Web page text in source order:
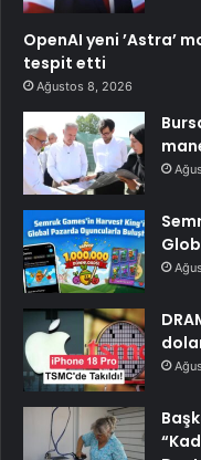
OpenAI yeni ’Astra’
tespit etti
Ağustos 8, 2026